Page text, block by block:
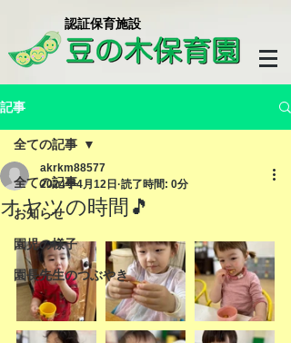
​認証保育施設
記事
全ての記事
お知らせ
園児の様子
園長先生のつぶやき
全ての記事
オヤツの時間🎵
akrkm88577
2024年4月12日 読了時間: 0分